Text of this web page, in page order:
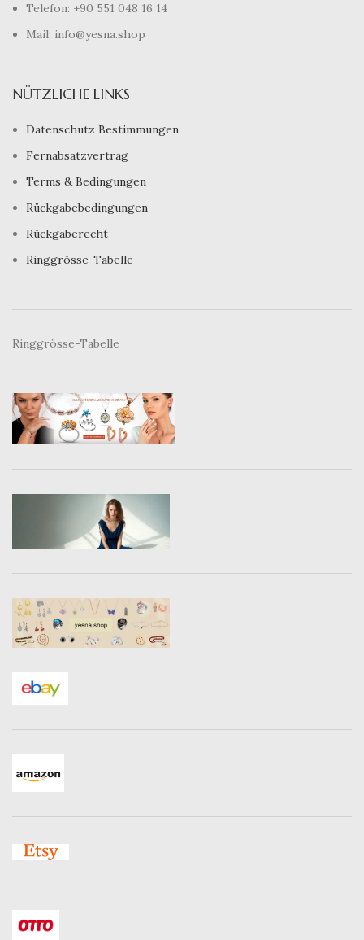
Telefon: +90 551 048 16 14
Mail: info@yesna.shop
NÜTZLICHE LINKS
Datenschutz Bestimmungen
Fernabsatzvertrag
Terms & Bedingungen
Rückgabebedingungen
Rückgaberecht
Ringgrösse-Tabelle
Ringgrösse-Tabelle